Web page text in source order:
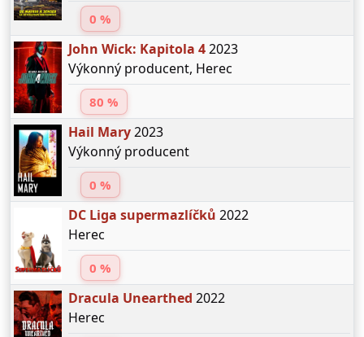
0 %
John Wick: Kapitola 42023
Výkonný producent, Herec
80 %
Hail Mary2023
Výkonný producent
0 %
DC Liga supermazlíčků 2022
Herec
0 %
Dracula Unearthed 2022
Herec